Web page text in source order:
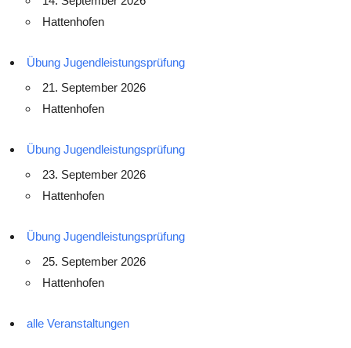
Hattenhofen
Übung Jugendleistungsprüfung
21. September 2026
Hattenhofen
Übung Jugendleistungsprüfung
23. September 2026
Hattenhofen
Übung Jugendleistungsprüfung
25. September 2026
Hattenhofen
alle Veranstaltungen